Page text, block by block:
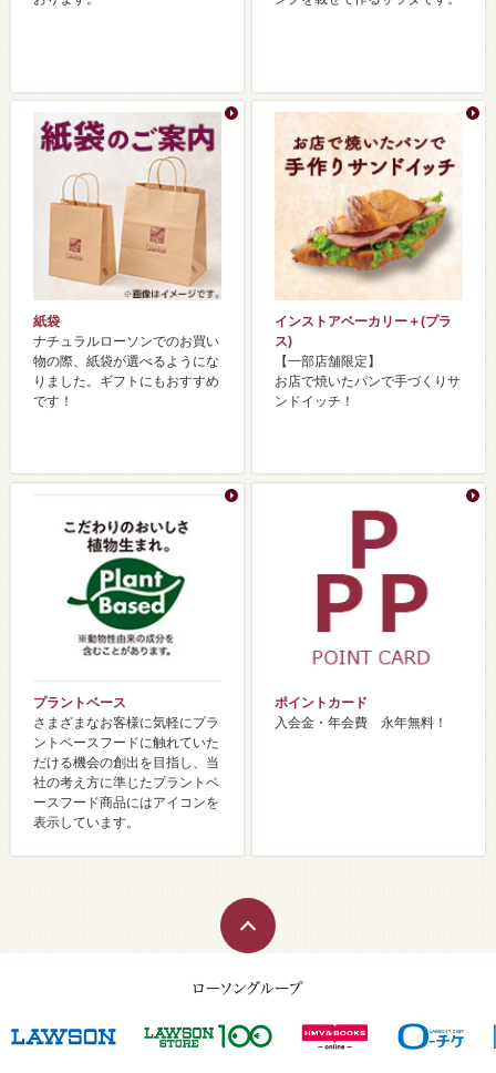
紙袋
ナチュラルローソンでのお買い
物の際、紙袋が選べるようにな
りました。ギフトにもおすすめ
です！
インストアベーカリー＋(プラ
ス)
【一部店舗限定】
お店で焼いたパンで手づくりサ
ンドイッチ！
プラントベース
さまざまなお客様に気軽にプラ
ントベースフードに触れていた
だける機会の創出を目指し、当
社の考え方に準じたプラントベ
ースフード商品にはアイコンを
表示しています。
ポイントカード
入会金・年会費 永年無料！